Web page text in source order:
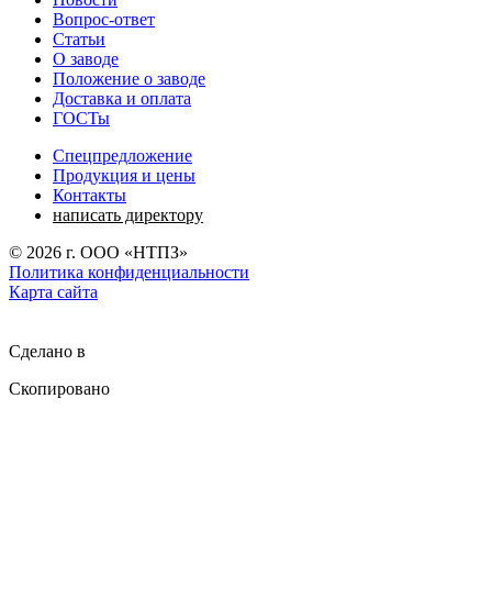
Вопрос-ответ
Статьи
О заводе
Положение о заводе
Доставка и оплата
ГОСТы
Спецпредложение
Продукция и цены
Контакты
написать директору
© 2026 г. ООО «НТПЗ»
Политика конфиденциальности
Карта сайта
Сделано в
Скопировано